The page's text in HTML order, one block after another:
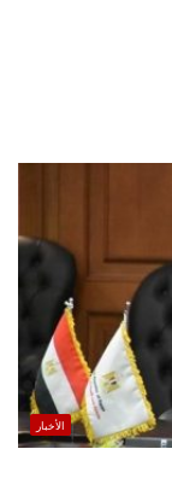
الأخبار